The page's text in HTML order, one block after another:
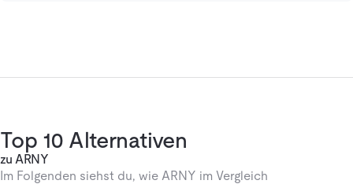
Top 10 Alternativen
zu ARNY
Im Folgenden siehst du, wie ARNY im Vergleich